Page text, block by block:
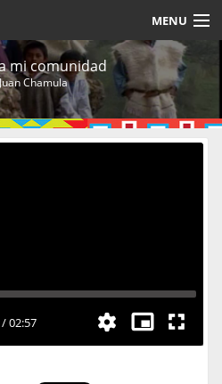
MENU
Sesión
mi comunidad
Chamula
/02:57